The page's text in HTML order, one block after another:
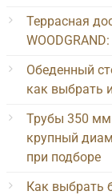
Террасная
Обеденный
как выбрать
Трубы 350
крупный
при подборе
Как выбрать